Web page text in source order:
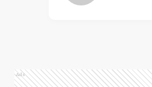
Ads